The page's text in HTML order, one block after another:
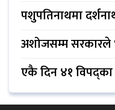
पशुपतिनाथमा
अशोजसम्म
एकै दिन ४१